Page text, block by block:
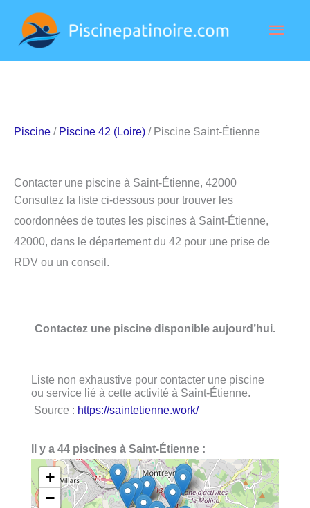
contenu
Piscine / Piscine 42 (Loire) / Piscine Saint-Étienne
Contacter une piscine à Saint-Étienne, 42000
Consultez la liste ci-dessous pour trouver les
coordonnées de toutes les piscines à Saint-Étienne,
42000, dans le département du 42 pour une prise de
RDV ou un conseil.
Contactez une piscine disponible aujourd’hui.
Liste non exhaustive pour contacter une piscine
ou service lié à cette activité à Saint-Étienne.
Source : https://saintetienne.work/
Il y a 44 piscines à Saint-Étienne :
+
−